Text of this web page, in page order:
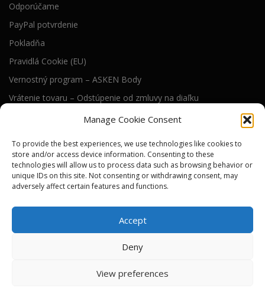
Manage Cookie Consent
To provide the best experiences, we use technologies like cookies to
store and/or access device information. Consenting to these
technologies will allow us to process data such as browsing behavior or
unique IDs on this site. Not consenting or withdrawing consent, may
adversely affect certain features and functions.
Accept
Deny
View preferences
Odporúčame
PayPal potvrdenie
Pokladňa
Pravidlá Cookie (EU)
Vernostný program – ASKEN Body
Vrátenie tovaru – Odstúpenie od zmluvy na diaľku
Všeobecné obchodné podmienky
RIEŠENIE WEB STRÁNKY
Technické riešenie tejto web stránky dodáva
)i( s.r.o.
River Media s.r.o.
Autorské práva © 2026 ASKEN tools